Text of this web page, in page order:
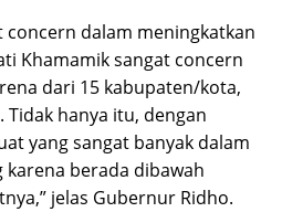
dalam meningkatkan
Khamamik sangat concern
dari 15 kabupaten/kota,
hanya itu, dengan
yang sangat banyak dalam
berada dibawah
jelas Gubernur Ridho.